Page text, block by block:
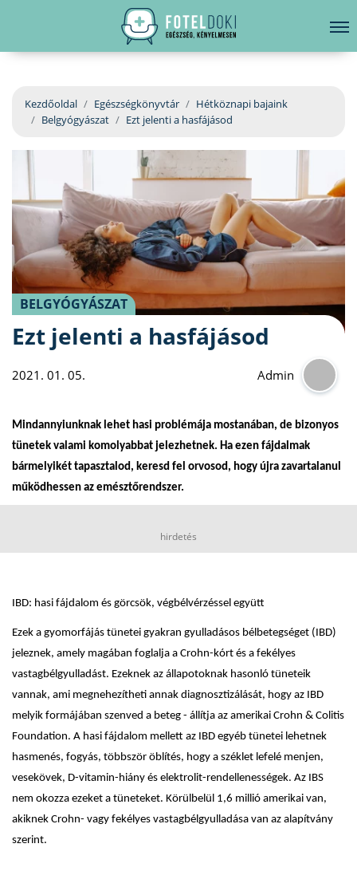
EGÉSZSÉGKÖNYVTÁR
BETEGSÉGKALAUZ
ÜGYELETKERESŐ
ORVOS VÁLASZOL
ORVOSKERESŐ
hirdetés
Kezdőoldal Egészségkönyvtár
Hétköznapi bajaink
Belgyógyászat
Ezt jelenti a hasfájásod
BELGYÓGYÁSZAT
Ezt jelenti a hasfájásod
2021. 01. 05. Admin
Mindannyiunknak lehet hasi problémája mostanában, de bizonyos
tünetek valami komolyabbat jelezhetnek. Ha ezen fájdalmak
bármelyikét tapasztalod, keresd fel orvosod, hogy újra zavartalanul
működhessen az emésztőrendszer.
hirdetés
IBD: hasi fájdalom és görcsök, végbélvérzéssel együtt
Ezek a gyomorfájás tünetei gyakran gyulladásos bélbetegséget (IBD)
jeleznek, amely magában foglalja a Crohn-kórt és a fekélyes
vastagbélgyulladást. Ezeknek az állapotoknak hasonló tüneteik
vannak, ami megnehezítheti annak diagnosztizálását, hogy az IBD
melyik formájában szenved a beteg - állítja az amerikai Crohn & Colitis
Foundation. A hasi fájdalom mellett az IBD egyéb tünetei lehetnek
hasmenés, fogyás, többször öblítés, hogy a széklet lefelé menjen,
vesekövek, D-vitamin-hiány és elektrolit-rendellenességek. Az IBS
nem okozza ezeket a tüneteket. Körülbelül 1,6 millió amerikai van,
akiknek Crohn- vagy fekélyes vastagbélgyulladása van az alapítvány
szerint.